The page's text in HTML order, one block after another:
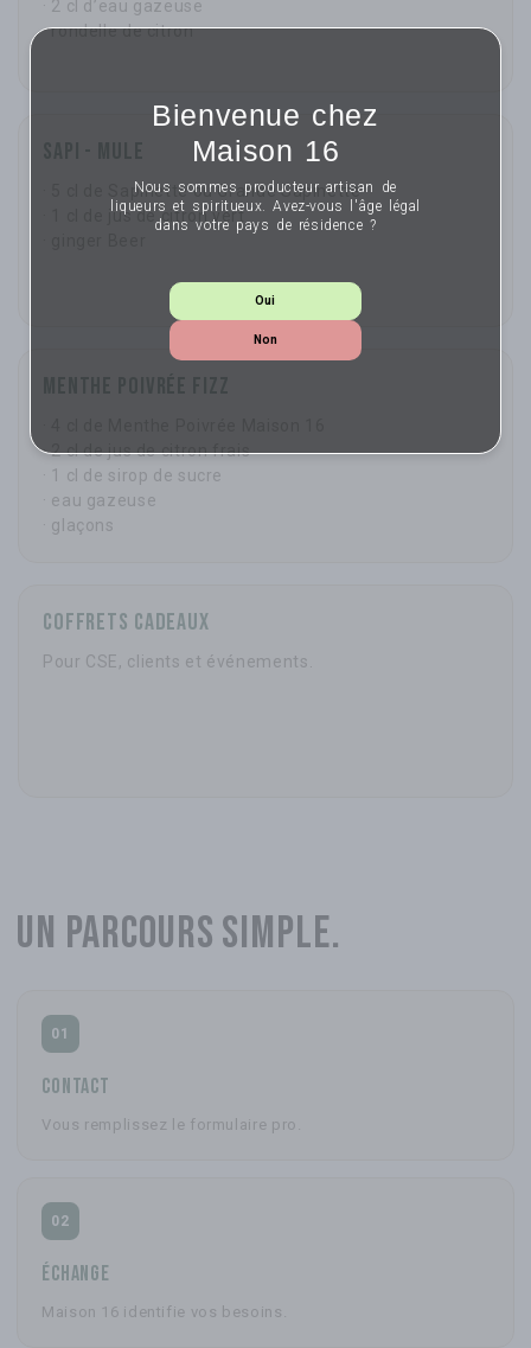
Bienvenue chez
Maison 16
Nous sommes producteur artisan de
liqueurs et spiritueux. Avez-vous l'âge légal
dans votre pays de résidence ?
Oui
Non
· 2 cl d’eau gazeuse
· rondelle de citron
· 5 cl de Sapinette ou Grande Sapinette
· 1 cl de jus de citron vert
· 2 cl de jus de citron frais
· 1 cl de sirop de sucre
· eau gazeuse
· glaçons
Coffrets Cadeaux
Pour CSE, clients et événements.
Un parcours simple.
01
Contact
Vous remplissez le formulaire pro.
02
Échange
Maison 16 identifie vos besoins.